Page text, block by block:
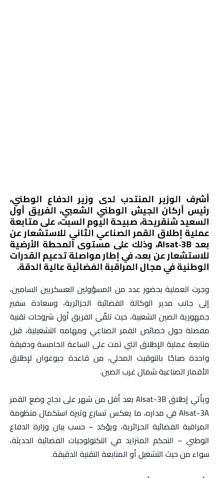
أشرف الوزير المنتدب لدى وزير الدفاع الوطني،
رئيس أركان الجيش الوطني الشعبي، الفريق أول
السعيد شنقريحة، صبيحة اليوم السبت، على متابعة
عملية إطلاق القمر الصناعي الثاني للاستشعار عن
بعد Alsat‑3B، وذلك على مستوى المحطة الأرضية
للاستشعار عن بعد، في إطار مواصلة تدعيم القدرات
الوطنية في مجال المراقبة الفضائية عالية الدقة.
وجرت العملية بحضور عدد من المسؤولين العسكريين السامين،
إلى جانب مدير الوكالة الفضائية الجزائرية، وسعادة سفير
جمهورية الصين الشعبية، حيث تلقّى الفريق أول شروحات تقنية
مفصلة حول خصائص القمر الصناعي ومهامه التشغيلية، قبل
متابعة عملية الإطلاق التي تمت على الساعة الخامسة ودقيقة
واحدة صباحًا بالتوقيت المحلي، من قاعدة جيوغوان لإطلاق
الأقمار الصناعية شمال غرب الصين.
ويأتي إطلاق Alsat-3B بعد أقل من شهر على نجاح وضع القمر
Alsat-3A في مداره، ما يعكس تسارع وتيرة استكمال منظومة
المراقبة الفضائية الجزائرية، ويؤكد – حسب بيان وزارة الدفاع
الوطني – التحكم المتزايد في التكنولوجيات الفضائية الحديثة،
سواء من حيث التشغيل أو المتابعة التقنية الدقيقة.